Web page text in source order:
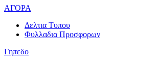
ΑΓΟΡΑ
Δελτια Τυπου
Φυλλαδια Προσφορων
Γηπεδο